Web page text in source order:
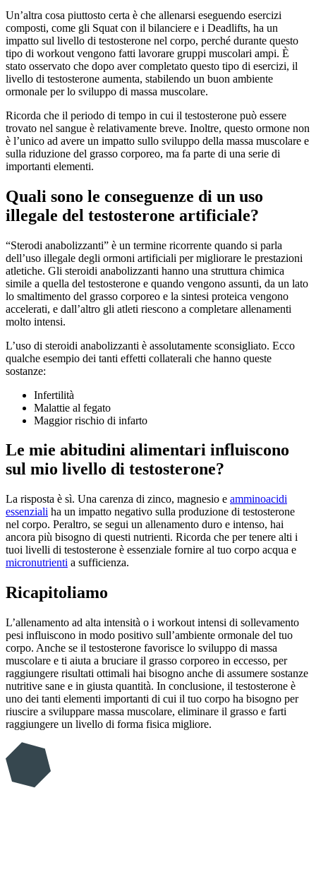
Un’altra cosa piuttosto certa è che allenarsi eseguendo esercizi
composti, come gli Squat con il bilanciere e i Deadlifts, ha un
impatto sul livello di testosterone nel corpo, perché durante questo
tipo di workout vengono fatti lavorare gruppi muscolari ampi. È
stato osservato che dopo aver completato questo tipo di esercizi, il
livello di testosterone aumenta, stabilendo un buon ambiente
ormonale per lo sviluppo di massa muscolare.
Ricorda che il periodo di tempo in cui il testosterone può essere
trovato nel sangue è relativamente breve. Inoltre, questo ormone non
è l’unico ad avere un impatto sullo sviluppo della massa muscolare e
sulla riduzione del grasso corporeo, ma fa parte di una serie di
importanti elementi.
Quali sono le conseguenze di un uso
illegale del testosterone artificiale?
“Sterodi anabolizzanti” è un termine ricorrente quando si parla
dell’uso illegale degli ormoni artificiali per migliorare le prestazioni
atletiche. Gli steroidi anabolizzanti hanno una struttura chimica
simile a quella del testosterone e quando vengono assunti, da un lato
lo smaltimento del grasso corporeo e la sintesi proteica vengono
accelerati, e dall’altro gli atleti riescono a completare allenamenti
molto intensi.
L’uso di steroidi anabolizzanti è assolutamente sconsigliato. Ecco
qualche esempio dei tanti effetti collaterali che hanno queste
sostanze:
Infertilità
Malattie al fegato
Maggior rischio di infarto
Le mie abitudini alimentari influiscono
sul mio livello di testosterone?
La risposta è sì. Una carenza di zinco, magnesio e amminoacidi
essenziali ha un impatto negativo sulla produzione di testosterone
nel corpo. Peraltro, se segui un allenamento duro e intenso, hai
ancora più bisogno di questi nutrienti. Ricorda che per tenere alti i
tuoi livelli di testosterone è essenziale fornire al tuo corpo acqua e
micronutrienti a sufficienza.
Ricapitoliamo
L’allenamento ad alta intensità o i workout intensi di sollevamento
pesi influiscono in modo positivo sull’ambiente ormonale del tuo
corpo. Anche se il testosterone favorisce lo sviluppo di massa
muscolare e ti aiuta a bruciare il grasso corporeo in eccesso, per
raggiungere risultati ottimali hai bisogno anche di assumere sostanze
nutritive sane e in giusta quantità. In conclusione, il testosterone è
uno dei tanti elementi importanti di cui il tuo corpo ha bisogno per
riuscire a sviluppare massa muscolare, eliminare il grasso e farti
raggiungere un livello di forma fisica migliore.